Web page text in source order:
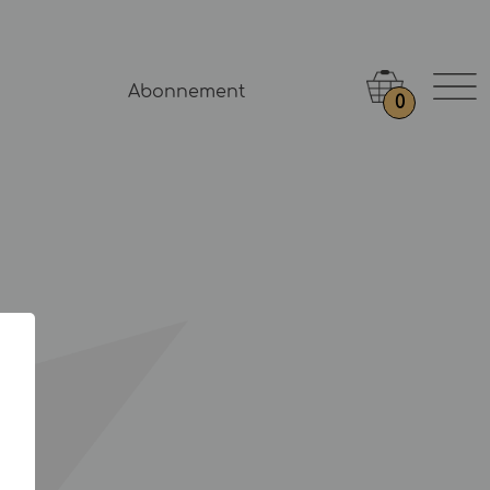
Abonnement
0